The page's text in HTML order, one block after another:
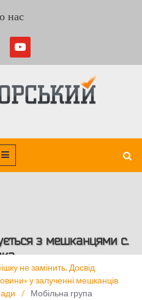
нас
з мешканцями с.
не замінить. Досвід
у залученні мешканців
/
Мобільна група